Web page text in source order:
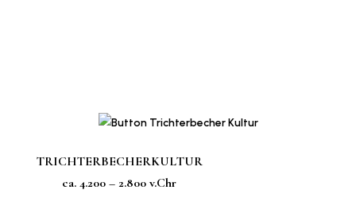
TRICHTERBECHERKULTUR
ca. 4.200 – 2.800 v.Chr